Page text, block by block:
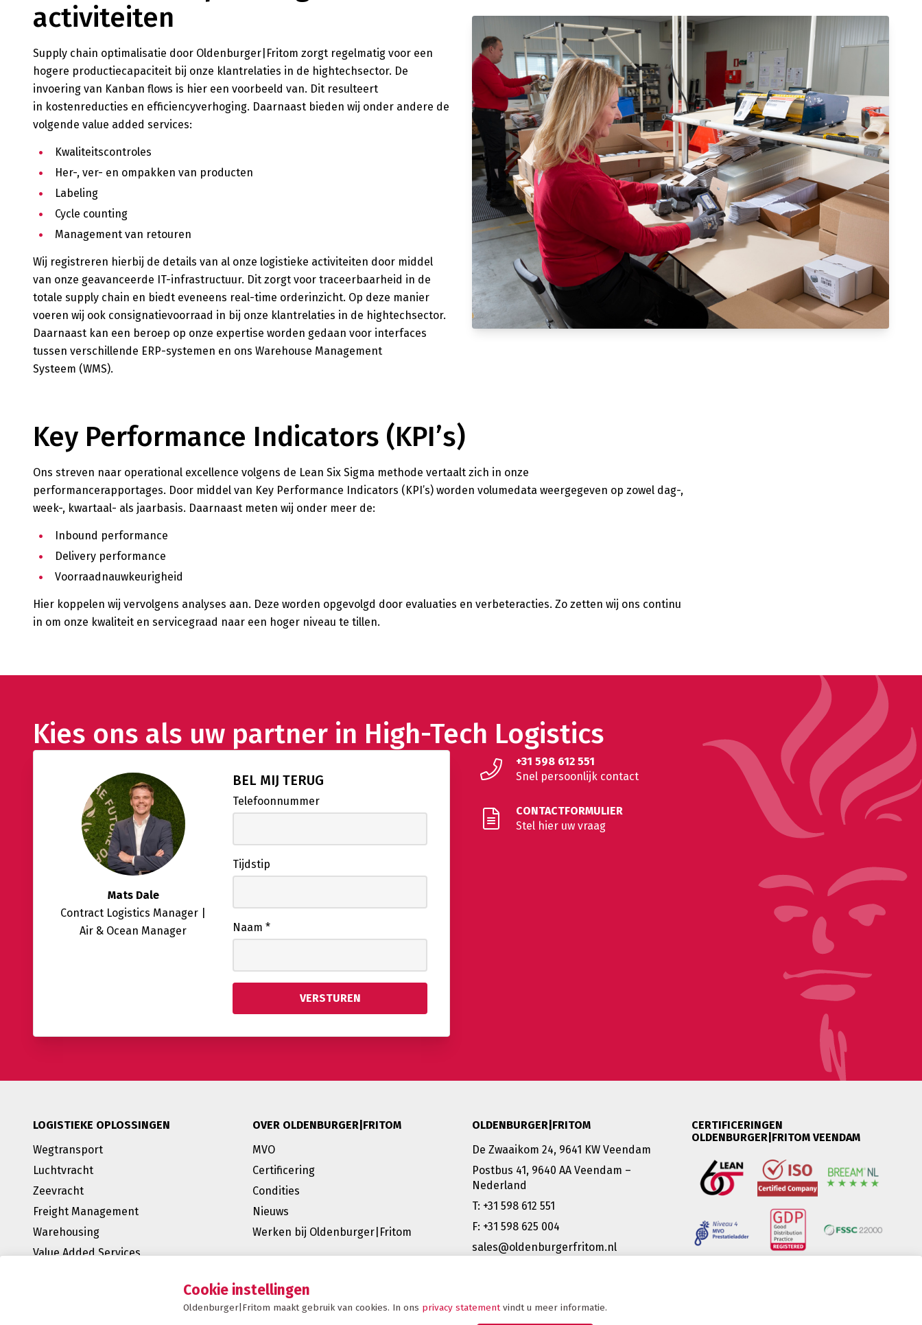
Cookie instellingen
Oldenburger|Fritom maakt gebruik van cookies. In ons privacy statementvindt u meer informatie.
activiteiten
Supply chain optimalisatie door Oldenburger|Fritom zorgt regelmatig voor een
hogere productiecapaciteit bij onze klantrelaties in de hightechsector. De
invoering van Kanban flows is hier een voorbeeld van. Dit resulteert
in kostenreducties en efficiencyverhoging. Daarnaast bieden wij onder andere de
volgende value added services:
Kwaliteitscontroles
Her-, ver- en ompakken van producten
Labeling
Cycle counting
Management van retouren
Wij registreren hierbij de details van al onze logistieke activiteiten door middel
van onze geavanceerde IT-infrastructuur. Dit zorgt voor traceerbaarheid in de
totale supply chain en biedt eveneens real-time orderinzicht. Op deze manier
voeren wij ook consignatievoorraad in bij onze klantrelaties in de hightechsector.
Daarnaast kan een beroep op onze expertise worden gedaan voor interfaces
tussen verschillende ERP-systemen en ons Warehouse Management
Systeem (WMS).
Key Performance Indicators (KPI’s)
Ons streven naar operational excellence volgens de Lean Six Sigma methode vertaalt zich in onze
performancerapportages. Door middel van Key Performance Indicators (KPI’s) worden volumedata weergegeven op zowel dag-,
week-, kwartaal- als jaarbasis. Daarnaast meten wij onder meer de:
Inbound performance
Delivery performance
Voorraadnauwkeurigheid
Hier koppelen wij vervolgens analyses aan. Deze worden opgevolgd door evaluaties en verbeteracties. Zo zetten wij ons continu
in om onze kwaliteit en servicegraad naar een hoger niveau te tillen.
Kies ons als uw partner in High-Tech Logistics
Mats Dale
Contract Logistics Manager |
Air & Ocean Manager
BEL MIJ TERUG
Telefoonnummer
Tijdstip
Naam*
+31 598 612 551
Snel persoonlijk contact
CONTACTFORMULIER
Stel hier uw vraag
LOGISTIEKE OPLOSSINGEN
Wegtransport
Luchtvracht
Zeevracht
Freight Management
Warehousing
Value Added Services
OVER OLDENBURGER|FRITOM
MVO
Certificering
Condities
Nieuws
Werken bij Oldenburger|Fritom
OLDENBURGER|FRITOM
De Zwaaikom 24, 9641 KW Veendam
Postbus 41, 9640 AA Veendam –
Nederland
T: +31 598 612 551
F: +31 598 625 004
sales@oldenburgerfritom.nl
CERTIFICERINGEN
OLDENBURGER|FRITOM VEENDAM